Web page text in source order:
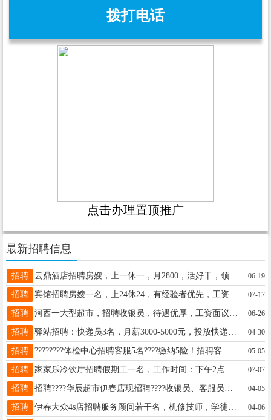
拨打电话
点击办理置顶推广
最新招聘信息
招聘 06-19
招聘 07-17
招聘 06-26
招聘 04-30
招聘 05-05
招聘 07-07
招聘 04-05
招聘 04-06